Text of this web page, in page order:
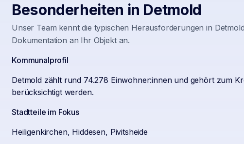
Besonderheiten in Detmold
Unser Team kennt die typischen Herausforderungen in Detmold
Dokumentation an Ihr Objekt an.
Kommunalprofil
Detmold zählt rund 74.278 Einwohner:innen und gehört zum
berücksichtigt werden.
Stadtteile im Fokus
Heiligenkirchen, Hiddesen, Pivitsheide